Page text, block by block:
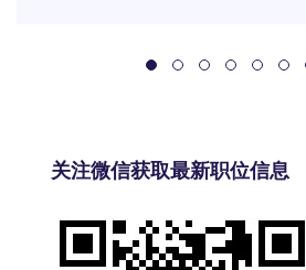
关注微信获取最新职位信息